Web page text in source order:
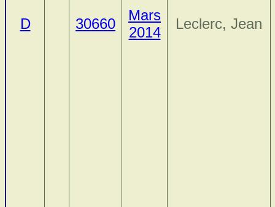
D 30660
Mars
2014
Leclerc, Jean